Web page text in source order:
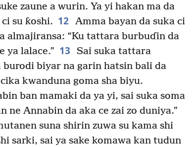
zaune a wurin. Ya yi hakan ma da
su ƙoshi. 12 Amma bayan da suka ci
almajiransa: “Ku tattara burbuɗin da
ya lalace.” 13
Sai suka tattara
burodi biyar na garin hatsin bali da
kwanduna goma sha biyu.
ban mamaki da ya yi, sai suka soma
ne Annabin da aka ce zai zo duniya.”
suna shirin zuwa su kama shi
sarki, sai ya sake komawa kan tudun